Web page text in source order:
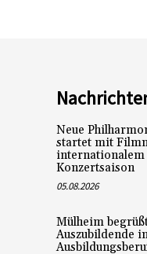
Neue
startet mit
Konzertsaison
05.08.2026
Mülheim
Auszubildende